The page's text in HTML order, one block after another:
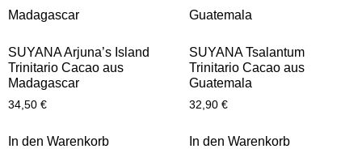
SUYANA Arjuna’s Island
Trinitario Cacao aus
Madagascar
34,50 €
In den Warenkorb
SUYANA Tsalantum
Trinitario Cacao aus
Guatemala
32,90 €
In den Warenkorb